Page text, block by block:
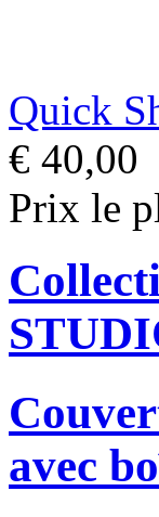
Quick
€ 40,00
Prix le
avec